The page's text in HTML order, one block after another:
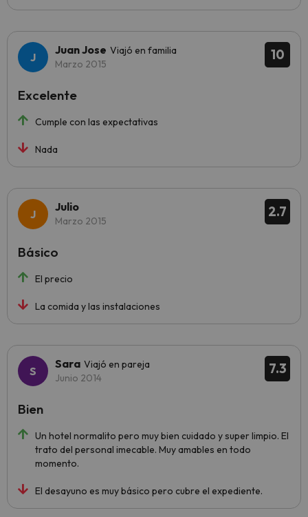
10
Juan Jose Viajó en familia
Marzo 2015
Cumple con las expectativas
Nada
Excelente
2.7
Julio
Marzo 2015
El precio
La comida y las instalaciones
Básico
7.3
Sara Viajó en pareja
Junio 2014
Un hotel normalito pero muy bien cuidado y super limpio. El
trato del personal imecable. Muy amables en todo
momento.
El desayuno es muy básico pero cubre el expediente.
Bien